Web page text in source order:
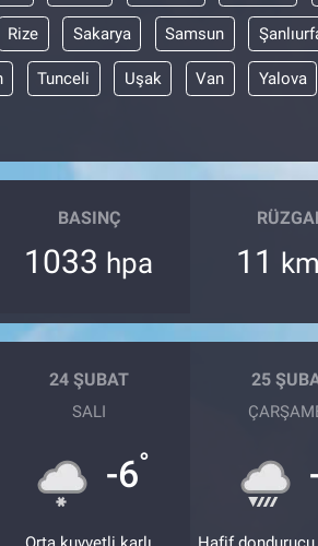
Rize Sakarya Samsun
Tunceli Uşak Van Yalova
BASINÇ
1033 hpa 11
24 ŞUBAT
SALI
-6°
25